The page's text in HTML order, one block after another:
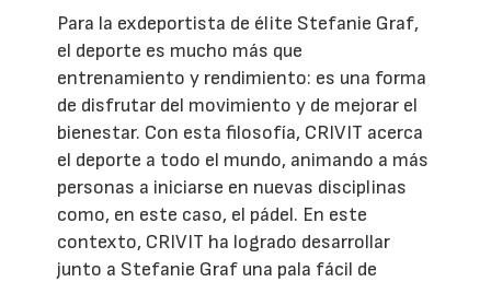
Para la exdeportista de élite Stefanie Graf,
el deporte es mucho más que
entrenamiento y rendimiento: es una forma
de disfrutar del movimiento y de mejorar el
bienestar. Con esta filosofía, CRIVIT acerca
el deporte a todo el mundo, animando a más
personas a iniciarse en nuevas disciplinas
como, en este caso, el pádel. En este
contexto, CRIVIT ha logrado desarrollar
junto a Stefanie Graf una pala fácil de